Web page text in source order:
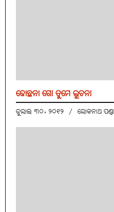
ଜୋଛନା ଗୋ ତୁମେ ଲୁଚନା
ଜୁଲାଇ ୩୦, ୨୦୧୨ / ଲୋକନାଥ ପଣ୍ଡା